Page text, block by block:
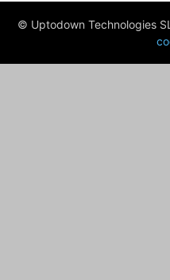
© Uptodown Technologies